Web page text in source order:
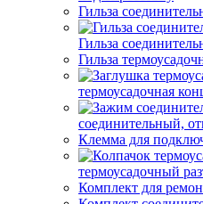
Гильза
Гильза
Гильза
термоусадочная
соединительный,
Клемма для
термоусадочный
Комплект для